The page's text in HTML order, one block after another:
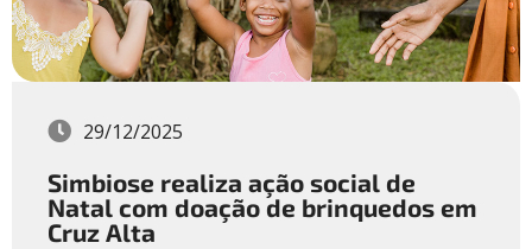
29/12/2025
Simbiose realiza ação social de
Natal com doação de brinquedos em
Cruz Alta